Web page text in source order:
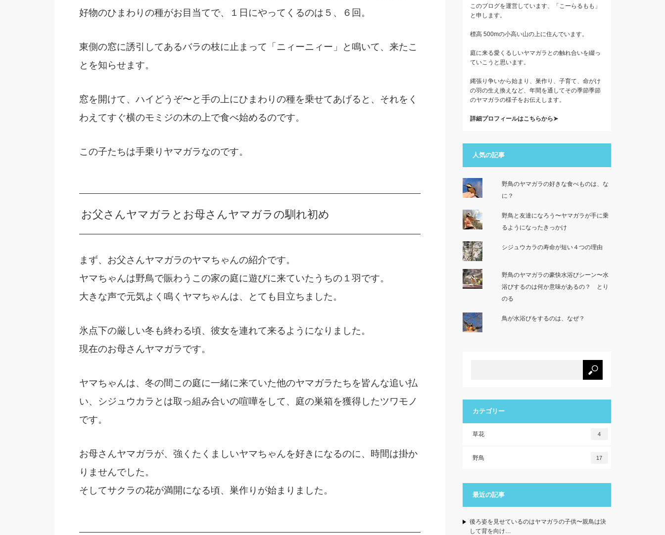
好物のひまわりの種がお目当てで、１日にやってくるのは５、６回。
東側の窓に誘引してあるバラの枝に止まって「ニィーニィー」と鳴いて、来たこ
とを知らせます。
窓を開けて、ハイどうぞ〜と手の上にひまわりの種を乗せてあげると、それをく
わえてすぐ横のモミジの木の上で食べ始めるのです。
この子たちは手乗りヤマガラなのです。
お父さんヤマガラとお母さんヤマガラの馴れ初め
まず、お父さんヤマガラのヤマちゃんの紹介です。
ヤマちゃんは野鳥で賑わうこの家の庭に遊びに来ていたうちの１羽です。
大きな声で元気よく鳴くヤマちゃんは、とても目立ちました。
氷点下の厳しい冬も終わる頃、彼女を連れて来るようになりました。
現在のお母さんヤマガラです。
ヤマちゃんは、冬の間この庭に一緒に来ていた他のヤマガラたちを皆んな追い払
い、シジュウカラとは取っ組み合いの喧嘩をして、庭の巣箱を獲得したツワモノ
です。
お母さんヤマガラが、強くたくましいヤマちゃんを好きになるのに、時間は掛か
りませんでした。
そしてサクラの花が満開になる頃、巣作りが始まりました。
このブログを運営しています、「こーらるもも」
と申します。
標高 500mの小高い山の上に住んでいます。
庭に来る愛くるしいヤマガラとの触れ合いを綴っ
ていこうと思います。
縄張り争いから始まり、巣作り、子育て、命がけ
の羽の生え換えなど、年間を通してその季節季節
のヤマガラの様子をお伝えします。
詳細プロフィールはこちらから➤
人気の記事
野鳥のヤマガラの好きな食べものは、な
に？
野鳥と友達になろう〜ヤマガラが手に乗
るようになったきっかけ
シジュウカラの寿命が短い４つの理由
野鳥のヤマガラの豪快水浴びシーン〜水
浴びするのは何か意味があるの？ とり
のる
鳥が水浴びをするのは、なぜ？
カテゴリー
草花 4
野鳥 17
最近の記事
後ろ姿を見せているのはヤマガラの子供〜親鳥は決
して背を向け…